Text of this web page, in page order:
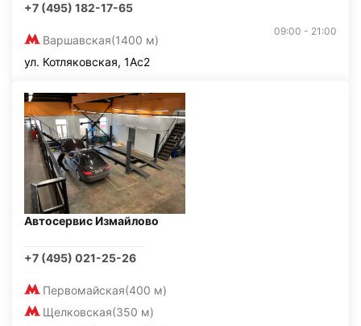
+7 (495) 182-17-65
Варшавская(1400 м)
09:00 - 21:00
ул. Котляковская, 1Ас2
Автосервис Измайлово
+7 (495) 021-25-26
Первомайская(400 м)
Щелковская(350 м)